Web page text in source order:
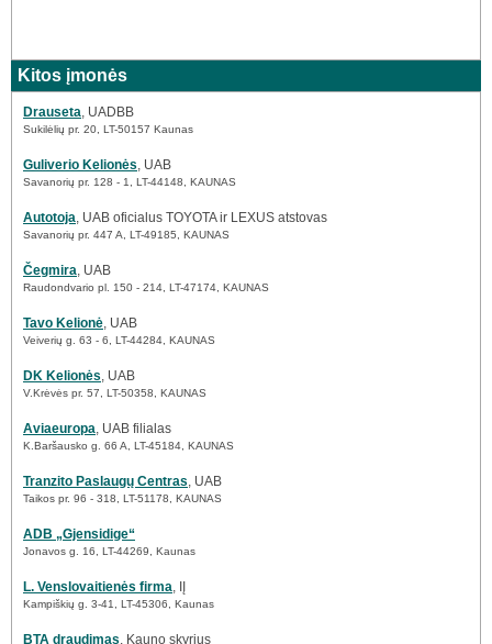
Kitos įmonės
Drauseta, UADBB
Sukilėlių pr. 20, LT-50157 Kaunas
Guliverio Kelionės, UAB
Savanorių pr. 128 - 1, LT-44148, KAUNAS
Autotoja, UAB oficialus TOYOTA ir LEXUS atstovas
Savanorių pr. 447 A, LT-49185, KAUNAS
Čegmira, UAB
Raudondvario pl. 150 - 214, LT-47174, KAUNAS
Tavo Kelionė, UAB
Veiverių g. 63 - 6, LT-44284, KAUNAS
DK Kelionės, UAB
V.Krėvės pr. 57, LT-50358, KAUNAS
Aviaeuropa, UAB filialas
K.Baršausko g. 66 A, LT-45184, KAUNAS
Tranzito Paslaugų Centras, UAB
Taikos pr. 96 - 318, LT-51178, KAUNAS
ADB „Gjensidige“
Jonavos g. 16, LT-44269, Kaunas
L. Venslovaitienės firma, IĮ
Kampiškių g. 3-41, LT-45306, Kaunas
BTA draudimas, Kauno skyrius